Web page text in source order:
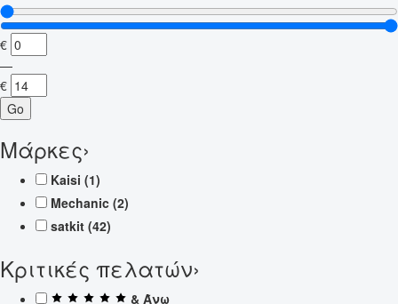
€
—
€
Go
Μάρκες›
Kaisi (1)
Mechanic (2)
satkit (42)
Κριτικές πελατών›
& Άνω